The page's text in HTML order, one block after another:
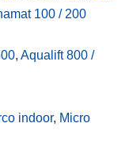
100 / 200
, Aqualift 800 /
indoor, Micro